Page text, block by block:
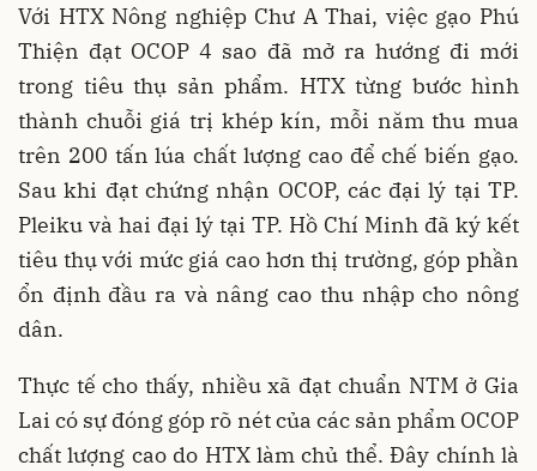
Với HTX Nông nghiệp Chư A Thai, việc gạo Phú
Thiện đạt OCOP 4 sao đã mở ra hướng đi mới
trong tiêu thụ sản phẩm. HTX từng bước hình
thành chuỗi giá trị khép kín, mỗi năm thu mua
trên 200 tấn lúa chất lượng cao để chế biến gạo.
Sau khi đạt chứng nhận OCOP, các đại lý tại TP.
Pleiku và hai đại lý tại TP. Hồ Chí Minh đã ký kết
tiêu thụ với mức giá cao hơn thị trường, góp phần
ổn định đầu ra và nâng cao thu nhập cho nông
dân.
Thực tế cho thấy, nhiều xã đạt chuẩn NTM ở Gia
Lai có sự đóng góp rõ nét của các sản phẩm OCOP
chất lượng cao do HTX làm chủ thể. Đây chính là